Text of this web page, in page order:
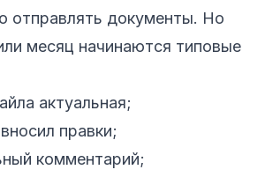
отправлять документы. Но
месяц начинаются типовые
актуальная;
правки;
комментарий;